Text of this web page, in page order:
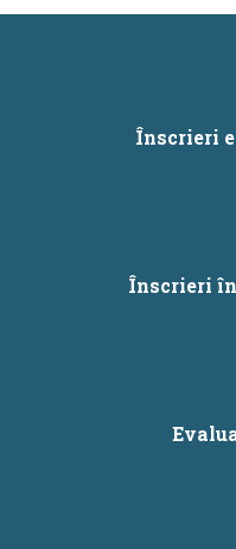
finalul claselor a II-
Înscrieri
Înscrieri